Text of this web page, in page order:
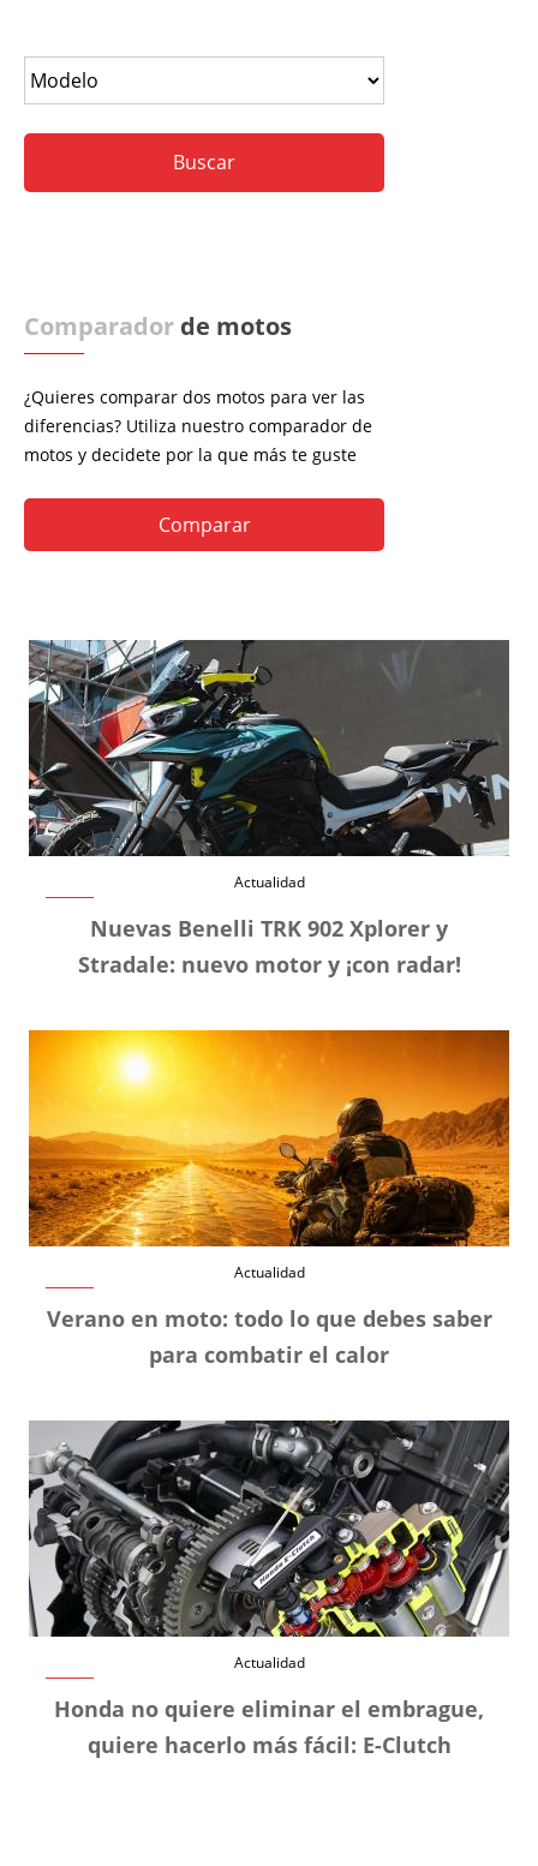
Comparador de motos
¿Quieres comparar dos motos para ver las
diferencias? Utiliza nuestro comparador de
motos y decidete por la que más te guste
Comparar
Actualidad
Nuevas Benelli TRK 902 Xplorer y
Stradale: nuevo motor y ¡con radar!
Actualidad
Verano en moto: todo lo que debes saber
para combatir el calor
Actualidad
Honda no quiere eliminar el embrague,
quiere hacerlo más fácil: E-Clutch